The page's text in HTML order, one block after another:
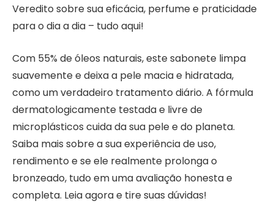
Veredito sobre sua eficácia, perfume e praticidade
para o dia a dia – tudo aqui!
Com 55% de óleos naturais, este sabonete limpa
suavemente e deixa a pele macia e hidratada,
como um verdadeiro tratamento diário. A fórmula
dermatologicamente testada e livre de
microplásticos cuida da sua pele e do planeta.
Saiba mais sobre a sua experiência de uso,
rendimento e se ele realmente prolonga o
bronzeado, tudo em uma avaliação honesta e
completa. Leia agora e tire suas dúvidas!